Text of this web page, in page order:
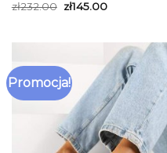
zł232.00 zł145.00
Promocja!